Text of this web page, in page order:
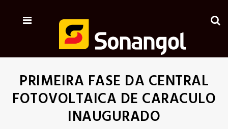
PRIMEIRA FASE DA CENTRAL
FOTOVOLTAICA DE CARACULO
INAUGURADO